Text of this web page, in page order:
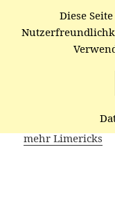
gaenze.de
mehr Limericks
Diese